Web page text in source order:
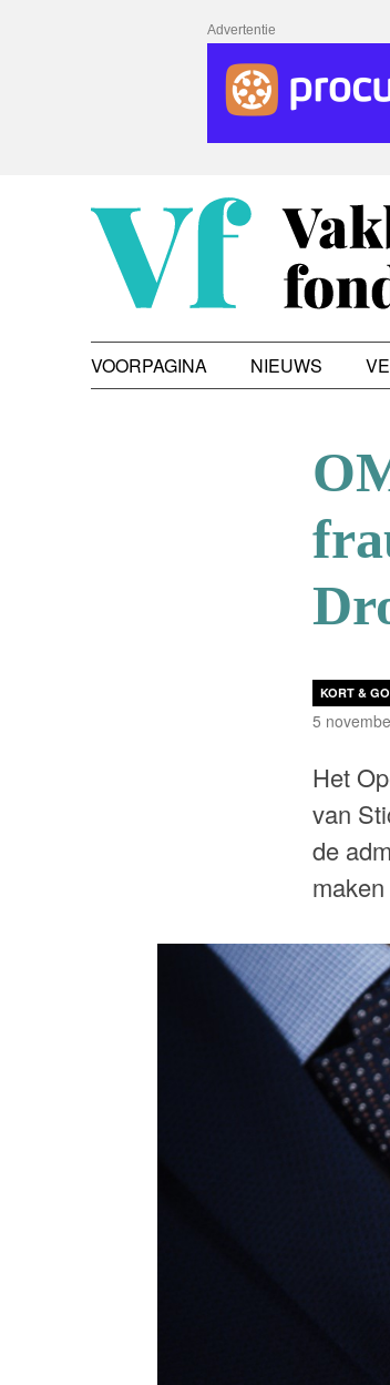
Advertentie
VOORPAGINA NIEUWS
KORT &
5
Het
van
de